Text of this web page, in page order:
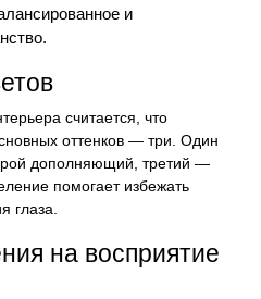
и
считается, что
оттенков — три. Один
дополняющий, третий —
помогает избежать
глаза.
на восприятие